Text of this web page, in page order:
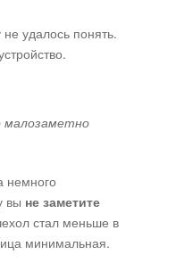
удалось понять.
малозаметно
немного
вы не заметите
стал меньше в
минимальная.